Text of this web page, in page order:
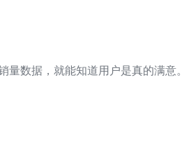
数据，就能知道用户是真的满意。